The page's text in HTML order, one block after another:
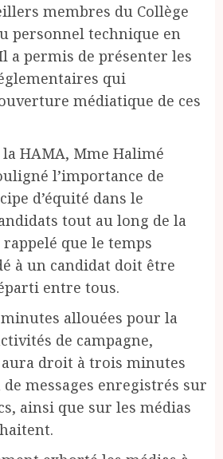
membres du Collège
personnel technique en
a permis de présenter les
qui
médiatique de ces
HAMA, Mme Halimé
l’importance de
d’équité dans le
tout au long de la
rappelé que le temps
à un candidat doit être
entre tous.
allouées pour la
de campagne,
aura droit à trois minutes
messages enregistrés sur
ainsi que sur les médias